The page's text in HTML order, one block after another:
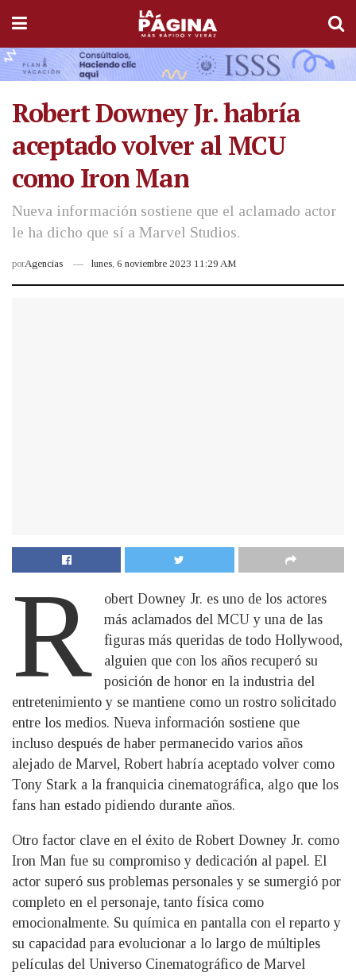
Robert Downey Jr. habría
aceptado volver al MCU
como Iron Man
Nueva información sostiene que el aclamado actor
le ha dicho que sí a Marvel Studios.
porAgencias lunes, 6 noviembre 2023 11:29 AM
R
obert Downey Jr. es uno de los actores
más aclamados del MCU y una de las
figuras más queridas de todo Hollywood,
alguien que con los años recuperó su
posición de honor en la industria del
entretenimiento y se mantiene como un rostro solicitado
entre los medios. Nueva información sostiene que
incluso después de haber permanecido varios años
alejado de Marvel, Robert habría aceptado volver como
Tony Stark a la franquicia cinematográfica, algo que los
fans han estado pidiendo durante años.
Otro factor clave en el éxito de Robert Downey Jr. como
Iron Man fue su compromiso y dedicación al papel. El
actor superó sus problemas personales y se sumergió por
completo en el personaje, tanto física como
emocionalmente. Su química en pantalla con el reparto y
su capacidad para evolucionar a lo largo de múltiples
películas del Universo Cinematográfico de Marvel